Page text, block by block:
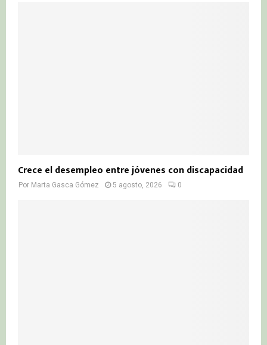
Crece el desempleo entre jóvenes con discapacidad
Por Marta Gasca Gómez 5 agosto, 2026 0